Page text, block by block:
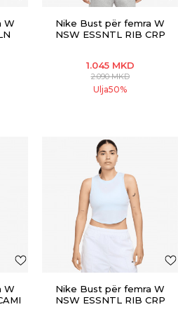
W
Nike Bust për femra W
NSW ESSNTL RIB CRP
1.045 MKD
2.090MKD
Ulja50%
W
Nike Bust për femra W
NSW ESSNTL RIB CRP